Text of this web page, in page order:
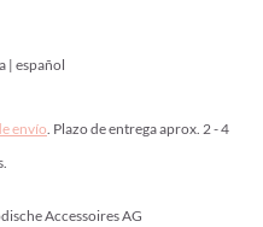
| español
envío. Plazo de entrega aprox. 2 - 4
Accessoires AG